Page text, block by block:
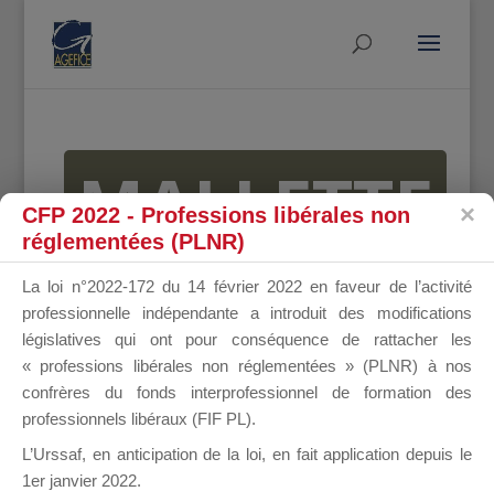
MALLETTE
DU
DIRIGEANT
CFP 2022 - Professions libérales non
réglementées (PLNR)
La loi n°2022-172 du 14 février 2022 en faveur de l’activité
professionnelle indépendante a introduit des modifications
législatives qui ont pour conséquence de rattacher les
« professions libérales non réglementées » (PLNR) à nos
confrères du fonds interprofessionnel de formation des
professionnels libéraux (FIF PL).
L’Urssaf, en anticipation de la loi, en fait application depuis le
1er janvier 2022.